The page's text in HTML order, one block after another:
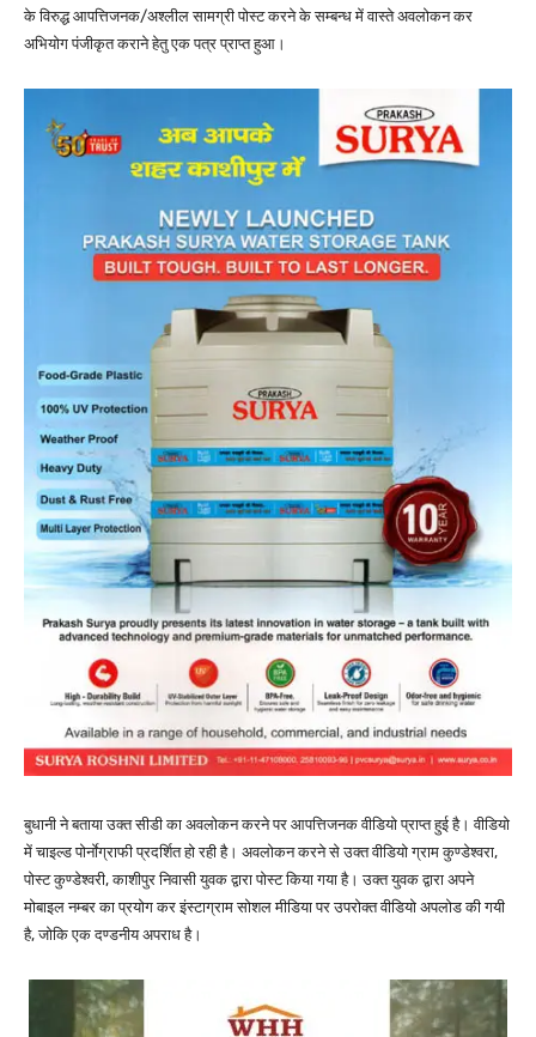
के विरुद्ध आपत्तिजनक/अश्लील सामग्री पोस्ट करने के सम्बन्ध में वास्ते अवलोकन कर
अभियोग पंजीकृत कराने हेतु एक पत्र प्राप्त हुआ।
बुधानी ने बताया उक्त सीडी का अवलोकन करने पर आपत्तिजनक वीडियो प्राप्त हुई है। वीडियो
में चाइल्ड पोर्नाेग्राफी प्रदर्शित हो रही है। अवलोकन करने से उक्त वीडियो ग्राम कुण्डेश्वरा,
पोस्ट कुण्डेश्वरी, काशीपुर निवासी युवक द्वारा पोस्ट किया गया है। उक्त युवक द्वारा अपने
मोबाइल नम्बर का प्रयोग कर इंस्टाग्राम सोशल मीडिया पर उपरोक्त वीडियो अपलोड की गयी
है, जोकि एक दण्डनीय अपराध है।